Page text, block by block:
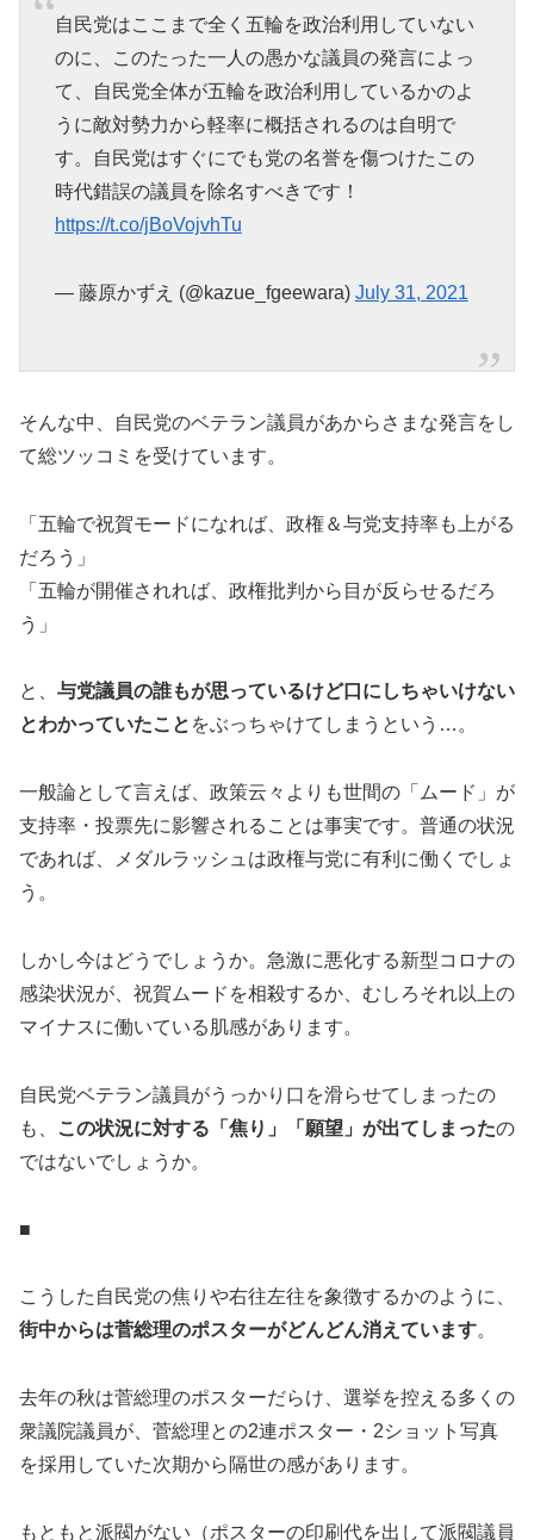
自民党はここまで全く五輪を政治利用していない
のに、このたった一人の愚かな議員の発言によっ
て、自民党全体が五輪を政治利用しているかのよ
うに敵対勢力から軽率に概括されるのは自明で
す。自民党はすぐにでも党の名誉を傷つけたこの
時代錯誤の議員を除名すべきです！
https://t.co/jBoVojvhTu
— 藤原かずえ (@kazue_fgeewara) July 31, 2021
そんな中、自民党のベテラン議員があからさまな発言をし
て総ツッコミを受けています。
「五輪で祝賀モードになれば、政権＆与党支持率も上がる
だろう」
「五輪が開催されれば、政権批判から目が反らせるだろ
う」
と、 与党議員の誰もが思っているけど口にしちゃいけない
とわかっていたこと をぶっちゃけてしまうという…。
一般論として言えば、政策云々よりも世間の「ムード」が
支持率・投票先に影響されることは事実です。普通の状況
であれば、メダルラッシュは政権与党に有利に働くでしょ
う。
しかし今はどうでしょうか。急激に悪化する新型コロナの
感染状況が、祝賀ムードを相殺するか、むしろそれ以上の
マイナスに働いている肌感があります。
自民党ベテラン議員がうっかり口を滑らせてしまったの
も、
この状況に対する「焦り」「願望」が出てしまったの
ではないでしょうか。
■
こうした自民党の焦りや右往左往を象徴するかのように、
街中からは菅総理のポスターがどんどん消えています。
去年の秋は菅総理のポスターだらけ、選挙を控える多くの
衆議院議員が、菅総理との2連ポスター・2ショット写真
を採用していた次期から隔世の感があります。
もともと派閥がない（ポスターの印刷代を出して派閥議員